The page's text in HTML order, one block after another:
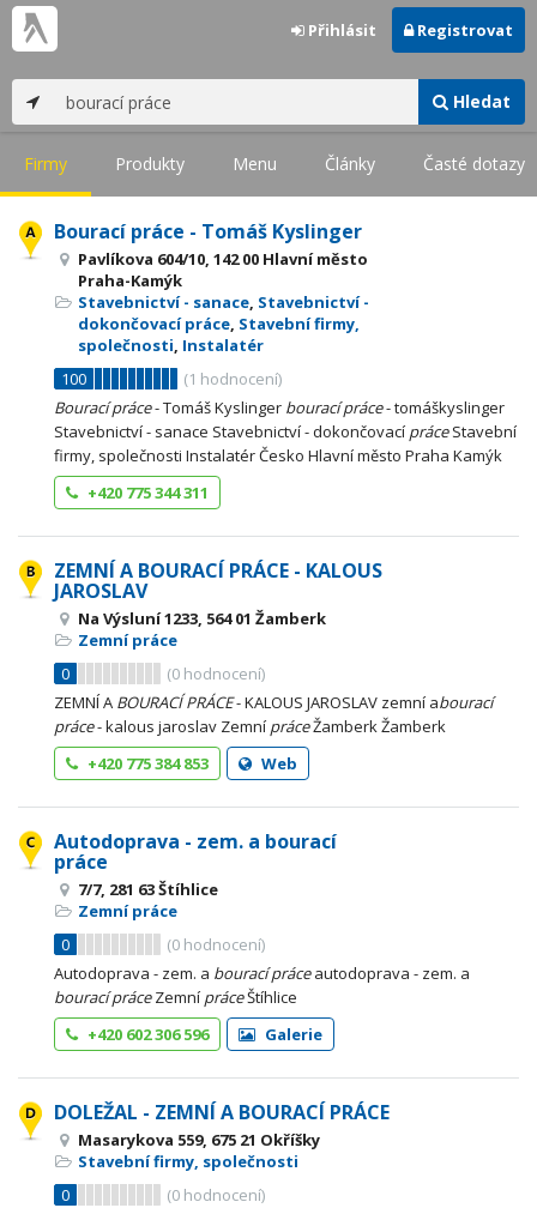
Hledat
Přihlásit Registrovat
Firmy Produkty Menu Články Časté dotazy
Bourací práce - Tomáš Kyslinger
Pavlíkova 604/10, 142 00 Hlavní město
Praha-Kamýk
Stavebnictví - sanace, Stavebnictví -
dokončovací práce, Stavební firmy,
společnosti, Instalatér
100
(1 hodnocení)
Bourací práce- Tomáš Kyslinger bourací práce- tomáškyslinger
Stavebnictví - sanace Stavebnictví - dokončovací práceStavební
firmy, společnosti Instalatér Česko Hlavní město Praha Kamýk
+420 775 344 311
ZEMNÍ A BOURACÍ PRÁCE - KALOUS
JAROSLAV
Na Výsluní 1233, 564 01 Žamberk
Zemní práce
0
(0 hodnocení)
ZEMNÍ A BOURACÍ PRÁCE- KALOUS JAROSLAV zemní abourací
práce- kalous jaroslav Zemní práceŽamberk Žamberk
+420 775 384 853
Web
Autodoprava - zem. a bourací
práce
7/7, 281 63 Štíhlice
Zemní práce
0
(0 hodnocení)
Autodoprava - zem. a bourací práceautodoprava - zem. a
bourací práceZemní práceŠtíhlice
+420 602 306 596
Galerie
DOLEŽAL - ZEMNÍ A BOURACÍ PRÁCE
Masarykova 559, 675 21 Okříšky
Stavební firmy, společnosti
0
(0 hodnocení)